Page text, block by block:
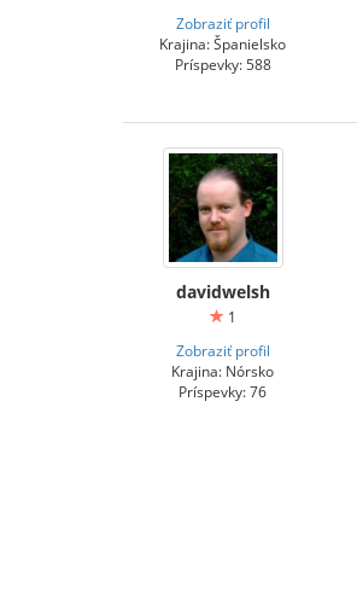
Zobraziť profil
Krajina: Španielsko
Príspevky: 588
davidwelsh
1
Zobraziť profil
Krajina: Nórsko
Príspevky: 76